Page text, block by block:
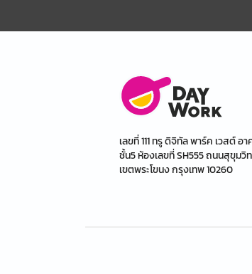
เลขที่ 111 ทรู ดิจิทัล พาร์ค เวสต์ อ
ชั้น5 ห้องเลขที่ SH555 ถนนสุขุมวิ
เขตพระโขนง กรุงเทพ 10260